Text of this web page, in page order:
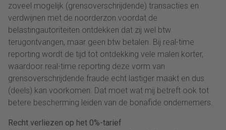
zoveel mogelijk (grensoverschrijdende) transacties en
verdwijnen met de noorderzon voordat de
belastingautoriteiten ontdekken dat zij wel btw
terugontvangen, maar geen btw betalen. Bij real-time
reporting wordt de tijd tot ontdekking vele malen korter,
waardoor real-time reporting deze vorm van
grensoverschrijdende fraude echt lastiger maakt en dus
(deels) kan voorkomen. Dat moet wat mij betreft ook tot
betere bescherming leiden van de bonafide ondernemers.
Recht verliezen op het 0%-tarief